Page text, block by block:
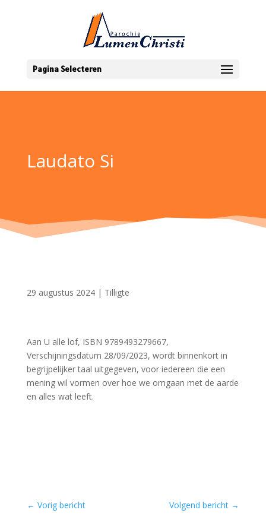
Pagina Selecteren
Laudato Si
29 augustus 2024| Tilligte
Aan U alle lof, ISBN 9789493279667,
Verschijningsdatum 28/09/2023, wordt binnenkort in
begrijpelijker taal uitgegeven, voor iedereen die een
mening wil vormen over hoe we omgaan met de aarde
en alles wat leeft.
← Vorig bericht Volgend bericht →